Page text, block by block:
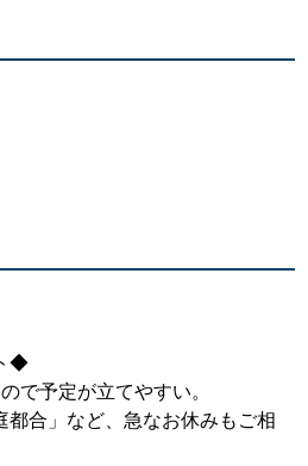
◆
で予定が立てやすい。
都合」など、急なお休みもご相